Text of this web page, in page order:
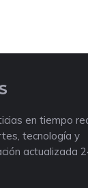
en tiempo
tecnología y
actualizada